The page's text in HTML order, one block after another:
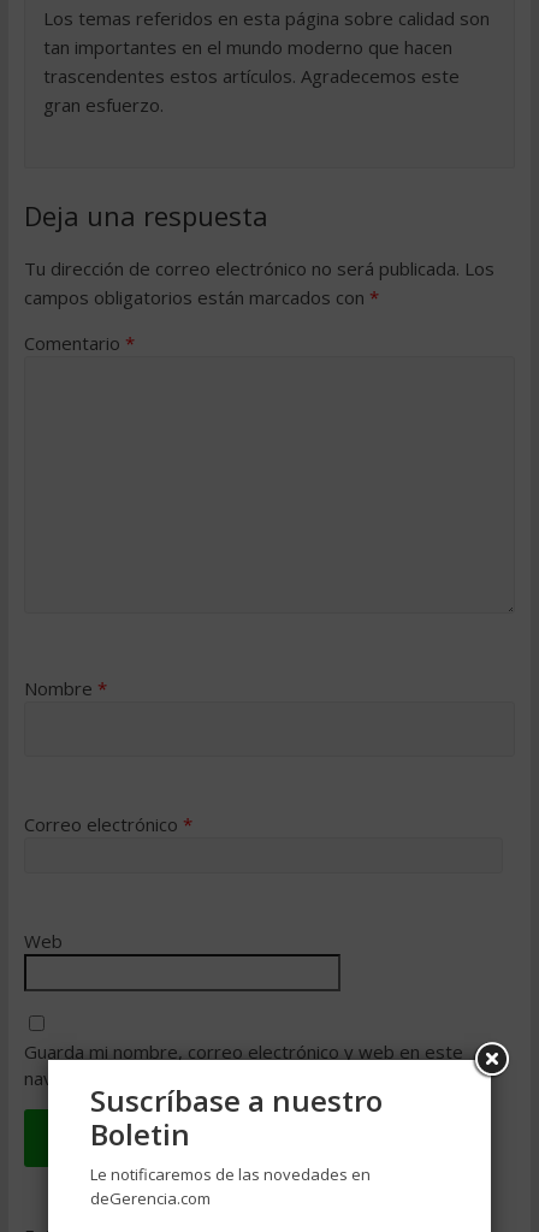
Los temas referidos en esta página sobre calidad son
tan importantes en el mundo moderno que hacen
trascendentes estos artículos. Agradecemos este
gran esfuerzo.
Deja una respuesta
Tu dirección de correo electrónico no será publicada. Los
campos obligatorios están marcados con *
Comentario *
Nombre *
Correo electrónico *
Web
Guarda mi nombre, correo electrónico y web en este
navegador para la próxima vez que comente.
Suscríbase a nuestro
Boletin
Le notificaremos de las novedades en
deGerencia.com